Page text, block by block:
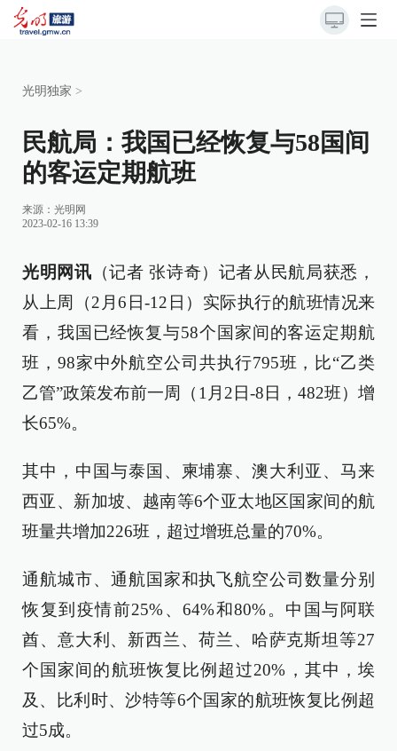
光明独家 >
民航局：我国已经恢复与58国间
的客运定期航班
来源： 光明网
2023-02-16 13:39
光明网讯 （记者 张诗奇）记者从民航局获悉，
从上周（2月6日-12日）实际执行的航班情况来
看，我国已经恢复与58个国家间的客运定期航
班，98家中外航空公司共执行795班，比“乙类
乙管”政策发布前一周（1月2日-8日，482班）增
长65%。
其中，中国与泰国、柬埔寨、澳大利亚、马来
西亚、新加坡、越南等6个亚太地区国家间的航
班量共增加226班，超过增班总量的70%。
通航城市、通航国家和执飞航空公司数量分别
恢复到疫情前25%、64%和80%。中国与阿联
酋、意大利、新西兰、荷兰、哈萨克斯坦等27
个国家间的航班恢复比例超过20%，其中，埃
及、比利时、沙特等6个国家的航班恢复比例超
过5成。